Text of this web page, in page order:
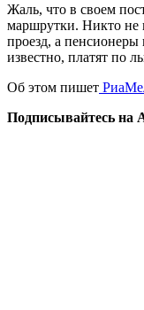
Жаль, что в своем
маршрутки. Никто не
проезд, а
известно, платят по
Об этом пишет
Подписывайтесь на